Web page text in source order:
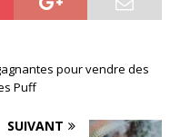
pour vendre des
Puff
SUIVANT